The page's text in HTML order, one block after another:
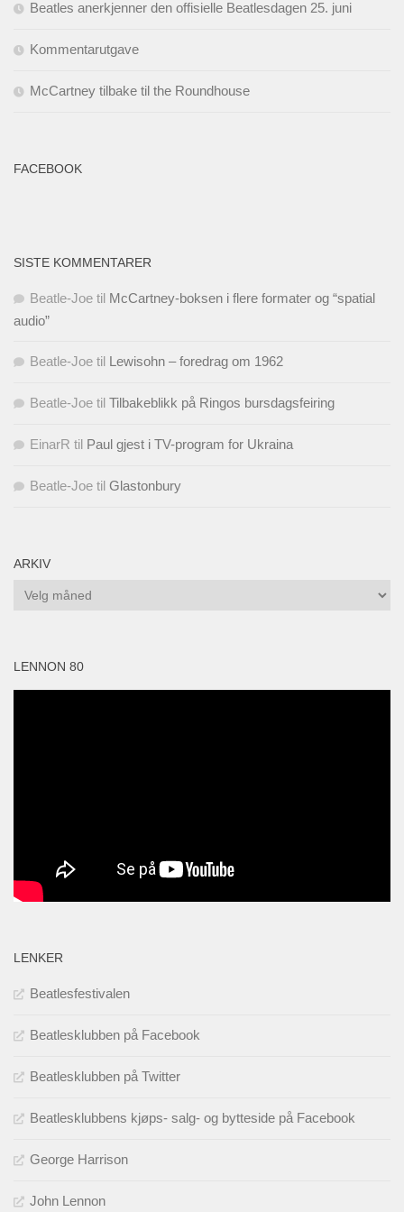
Beatles anerkjenner den offisielle Beatlesdagen 25. juni
Kommentarutgave
McCartney tilbake til the Roundhouse
FACEBOOK
SISTE KOMMENTARER
Beatle-Joe til McCartney-boksen i flere formater og “spatial
audio”
Beatle-Joe til Lewisohn – foredrag om 1962
Beatle-Joe til Tilbakeblikk på Ringos bursdagsfeiring
EinarR til Paul gjest i TV-program for Ukraina
Beatle-Joe til Glastonbury
ARKIV
Arkiv
LENNON 80
LENKER
Beatlesfestivalen
Beatlesklubben på Facebook
Beatlesklubben på Twitter
Beatlesklubbens kjøps- salg- og bytteside på Facebook
George Harrison
John Lennon